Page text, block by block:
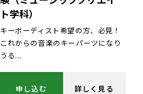
ト学科）
キーボーディスト希望の方、必見！
これからの音楽のキーパーツになり
うる...
申し込む 詳しく見る